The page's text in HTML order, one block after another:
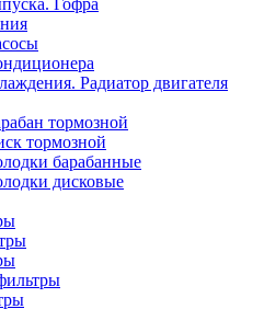
Гофра
Радиатор двигателя
тормозной
тормозной
барабанные
дисковые